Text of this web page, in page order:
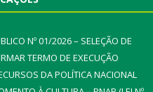
Nº 01/2026 – SELEÇÃO DE
TERMO DE EXECUÇÃO
DA POLÍTICA NACIONAL